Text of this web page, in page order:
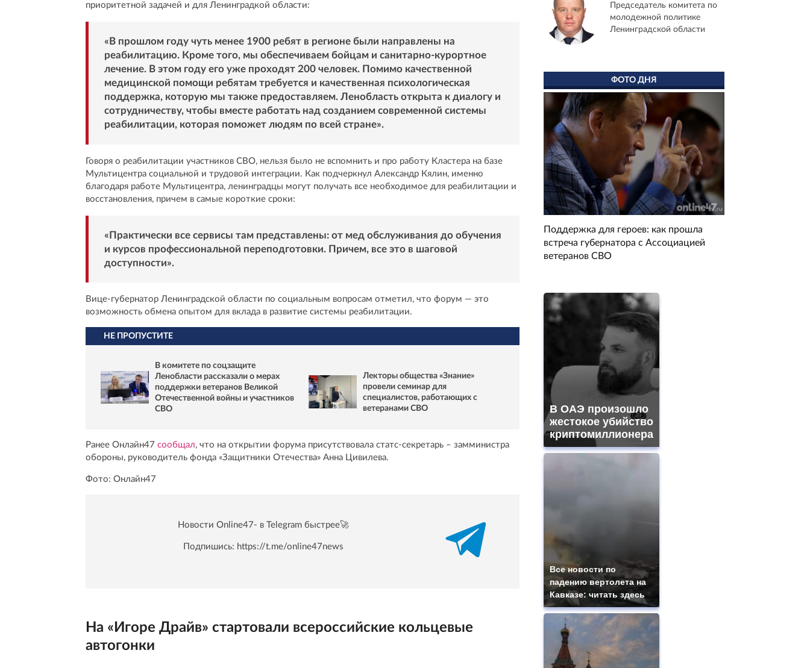
приоритетной задачей и для Ленинградкой области:
«В прошлом году чуть менее 1900 ребят в регионе были направлены на
реабилитацию. Кроме того, мы обеспечиваем бойцам и санитарно-курортное
лечение. В этом году его уже проходят 200 человек. Помимо качественной
медицинской помощи ребятам требуется и качественная психологическая
поддержка, которую мы также предоставляем. Ленобласть открыта к диалогу и
сотрудничеству, чтобы вместе работать над созданием современной системы
реабилитации, которая поможет людям по всей стране».
Говоря о реабилитации участников СВО, нельзя было не вспомнить и про работу Кластера на базе
Мультицентра социальной и трудовой интеграции. Как подчеркнул Александр Кялин, именно
благодаря работе Мультицентра, ленинградцы могут получать все необходимое для реабилитации и
восстановления, причем в самые короткие сроки:
«Практически все сервисы там представлены: от мед обслуживания до обучения
и курсов профессиональной переподготовки. Причем, все это в шаговой
доступности».
Вице-губернатор Ленинградской области по социальным вопросам отметил, что форум — это
возможность обмена опытом для вклада в развитие системы реабилитации.
НЕ ПРОПУСТИТЕ
В комитете по соцзащите
Ленобласти рассказали о мерах
поддержки ветеранов Великой
Отечественной войны и участников
СВО
Лекторы общества «Знание»
провели семинар для
специалистов, работающих с
ветеранами СВО
Ранее Онлайн47 сообщал, что на открытии форума присутствовала статс-секретарь – замминистра
обороны, руководитель фонда «Защитники Отечества» Анна Цивилева.
Фото: Онлайн47
Новости Online47- в Telegram быстрее🚀
Подпишись: https://t.me/online47news
На «Игоре Драйв» стартовали всероссийские кольцевые
автогонки
Председатель комитета по
молодежной политике
Ленинградской области
ФОТО ДНЯ
Поддержка для героев: как прошла
встреча губернатора с Ассоциацией
ветеранов СВО
В ОАЭ произошло
жестокое убийство
криптомиллионера
Все новости по
падению вертолета на
Кавказе: читать здесь